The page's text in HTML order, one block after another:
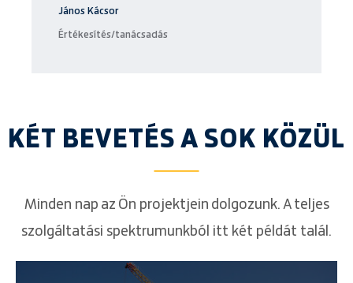
János Kácsor
Értékesítés/tanácsadás
KÉT BEVETÉS A SOK KÖZÜL
Minden nap az Ön projektjein dolgozunk. A teljes
szolgáltatási spektrumunkból itt két példát talál.